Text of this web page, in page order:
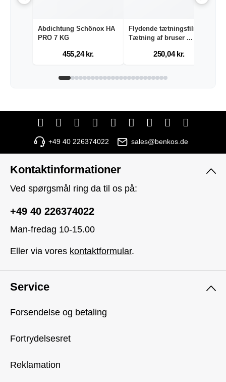
Abdichtung Schönox HA
PRO 7 KG
455,24 kr.
Flydende tætningsfilm
Tætning af bruser ...
250,04 kr.
+49 40 226374022 sales@benkos.de
Kontaktinformationer
Ved spørgsmål ring da til os på:
+49 40 226374022
Man-fredag 10-15.00
Eller via vores kontaktformular.
Service
Forsendelse og betaling
Fortrydelsesret
Reklamation